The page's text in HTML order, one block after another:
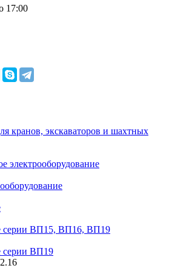
17:00
кранов, экскаваторов и шахтных
электрооборудование
серии ВП15, ВП16, ВП19
серии ВП19